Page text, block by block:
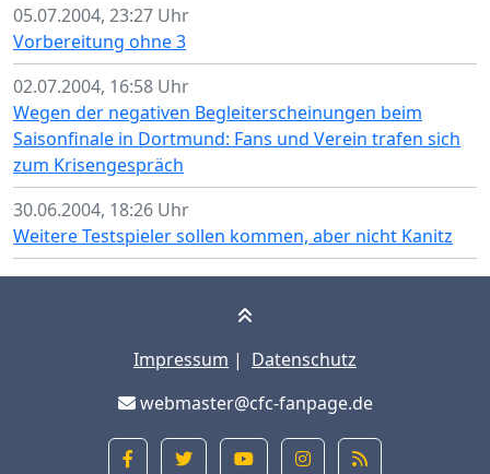
05.07.2004, 23:27 Uhr
Vorbereitung ohne 3
02.07.2004, 16:58 Uhr
Wegen der negativen Begleiterscheinungen beim
Saisonfinale in Dortmund: Fans und Verein trafen sich
zum Krisengespräch
30.06.2004, 18:26 Uhr
Weitere Testspieler sollen kommen, aber nicht Kanitz
Impressum | Datenschutz
webmaster@cfc-fanpage.de